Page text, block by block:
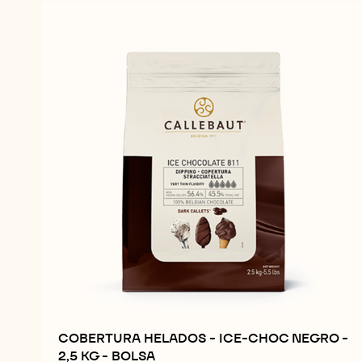
COBERTURA HELADOS - ICE-CHOC NEGRO -
2,5 KG - BOLSA